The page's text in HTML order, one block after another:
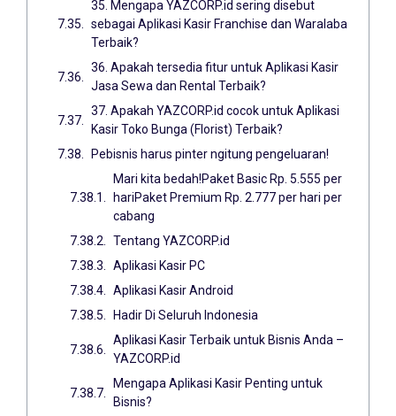
35. Mengapa YAZCORP.id sering disebut
sebagai Aplikasi Kasir Franchise dan Waralaba
Terbaik?
36. Apakah tersedia fitur untuk Aplikasi Kasir
Jasa Sewa dan Rental Terbaik?
37. Apakah YAZCORP.id cocok untuk Aplikasi
Kasir Toko Bunga (Florist) Terbaik?
Pebisnis harus pinter ngitung pengeluaran!
Mari kita bedah!Paket Basic Rp. 5.555 per
hariPaket Premium Rp. 2.777 per hari per
cabang
Tentang YAZCORP.id
Aplikasi Kasir PC
Aplikasi Kasir Android
Hadir Di Seluruh Indonesia
Aplikasi Kasir Terbaik untuk Bisnis Anda –
YAZCORP.id
Mengapa Aplikasi Kasir Penting untuk
Bisnis?